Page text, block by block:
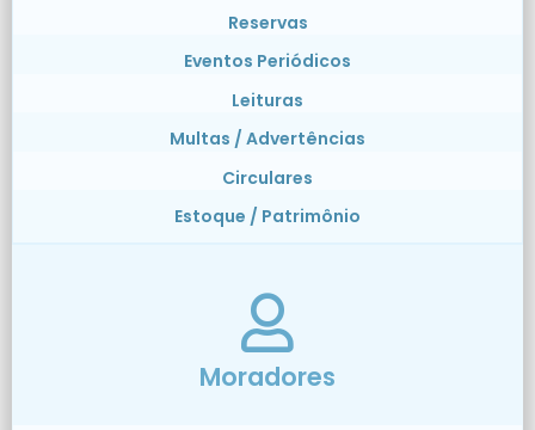
Reservas
Eventos Periódicos
Leituras
Multas / Advertências
Circulares
Estoque / Patrimônio
Moradores